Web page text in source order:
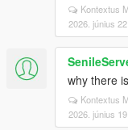
Kontextus
2026. június 22.
why there
Kontextus
2026. június 19.